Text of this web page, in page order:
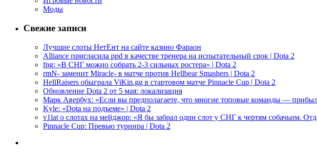
Моды
Свежие записи
Лучшие слоты НетЕнт на сайте казино Фараон
Alliance пригласила ppd в качестве тренера на испытательный срок | Dota 2
fng: «В СНГ можно собрать 2-3 сильных ростера» | Dota 2
rmN- заменит Miracle- в матче против Hellbear Smashers | Dota 2
HellRaisers обыграла ViKin.gg в стартовом матче Pinnacle Cup | Dota 2
Обновление Dota 2 от 5 мая: локализация
Марк Авербух: «Если вы предполагаете, что многие топовые команды —
Kyle: «Dota на подъеме» | Dota 2
v1lat о слотах на мейджор: «Я бы забрал один слот у СНГ к чертям собачьим.
Pinnacle Cup: Превью турнира | Dota 2